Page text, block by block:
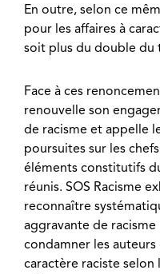
En outre, selon ce
pour les affaires à
soit plus du double du
Face à ces
renouvelle son
de racisme et appelle
poursuites sur les
éléments constitutifs
réunis. SOS Racisme
reconnaître
aggravante de
condamner les
caractère raciste